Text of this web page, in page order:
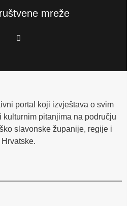
mreže
F
a
o
f
portal koji izvještava o svim
kulturnim pitanjima na području
slavonske županije, regije i
Hrvatske.